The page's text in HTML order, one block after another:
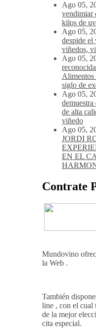
Ago 05,
vendimiar
kilos de
Ago 05,
despide el
viñedos,
Ago 05,
Alimentos
siglo de
Ago 05,
de alta
viñedo
Ago 05,
JORDI
EN EL
Contrate
Mundovino
la Web .
También
line , con el cual
de la mejor
cita especial.